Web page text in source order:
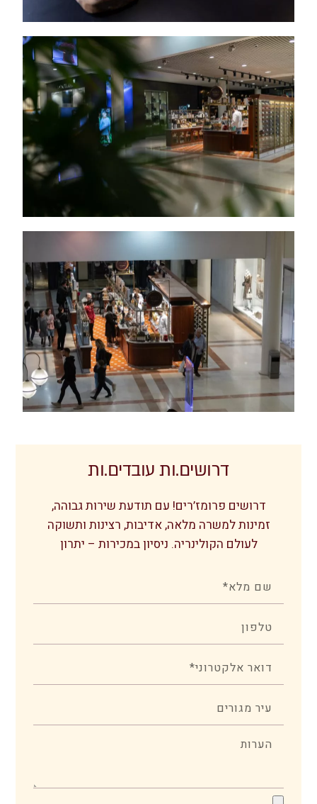
דרושים.ות עובדים.ות
דרושים פרומז’רים! עם תודעת שירות גבוהה,
זמינות למשרה מלאה, אדיבות, רצינות ותשוקה
לעולם הקולינריה. ניסיון במכירות – יתרון